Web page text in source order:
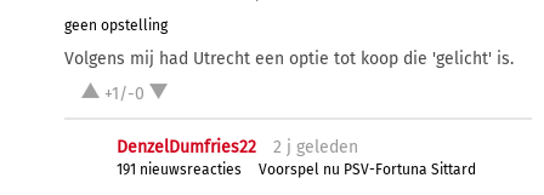
geen opstelling
Volgens mij had Utrecht een optie tot koop die 'gelicht' is.
+1/-0
DenzelDumfries22 2 j geleden
191 nieuwsreacties
Voorspel nu PSV-Fortuna Sittard